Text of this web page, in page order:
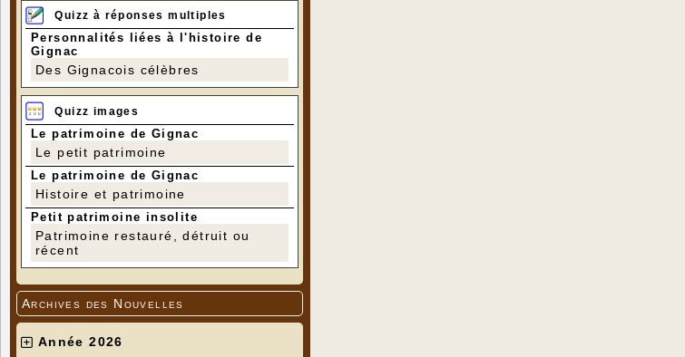
Quizz à réponses multiples
Personnalités liées à l'histoire de
Gignac
Des Gignacois célèbres
Quizz images
Le patrimoine de Gignac
Le petit patrimoine
Le patrimoine de Gignac
Histoire et patrimoine
Petit patrimoine insolite
Patrimoine restauré, détruit ou
récent
Archives des Nouvelles
Année 2026